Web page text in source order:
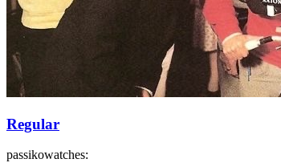
Regular
passikowatches: